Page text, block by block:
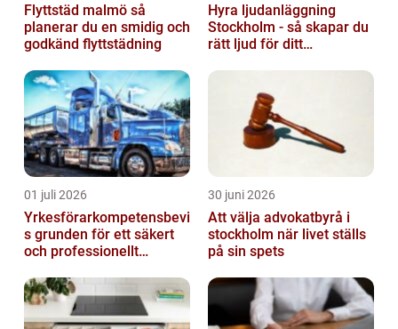
Flyttstäd malmö så
planerar du en smidig och
godkänd flyttstädning
Hyra ljudanläggning
Stockholm - så skapar du
rätt ljud för ditt
01 juli 2026
Yrkesförarkompetensbevi
s grunden för ett säkert
och professionellt
30 juni 2026
Att välja advokatbyrå i
stockholm när livet ställs
på sin spets